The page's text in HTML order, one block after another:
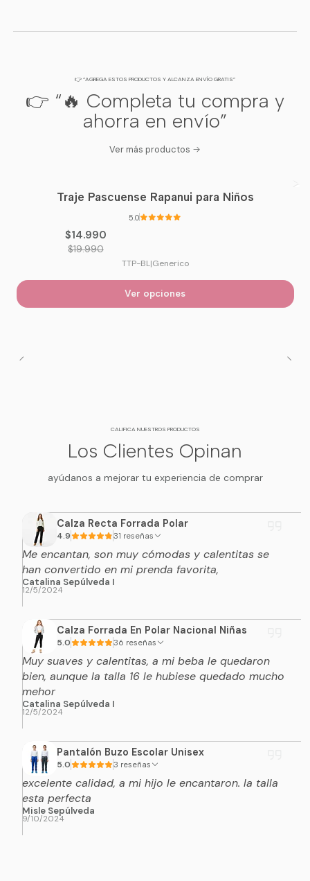
👉 “AGREGA ESTOS PRODUCTOS Y ALCANZA ENVÍO GRATIS”
👉 “🔥 Completa tu compra y
ahorra en envío”
Ver más productos
OFFTraje Pascuense Rapanui para Niños
5.0
$14.990
$19.990
TTP-BL|Generico
Ver opciones
CALIFICA NUESTROS PRODUCTOS
Los Clientes Opinan
ayúdanos a mejorar tu experiencia de comprar
Calza Recta Forrada Polar
4.9 31 reseñas
Me encantan, son muy cómodas y calentitas se
han convertido en mi prenda favorita,
Catalina Sepúlveda I
12/5/2024
Calza Forrada En Polar Nacional Niñas
5.0 36 reseñas
Muy suaves y calentitas, a mi beba le quedaron
bien, aunque la talla 16 le hubiese quedado mucho
mehor
Catalina Sepúlveda I
12/5/2024
Pantalón Buzo Escolar Unisex
5.0 3 reseñas
excelente calidad, a mi hijo le encantaron. la talla
esta perfecta
Misle Sepúlveda
9/10/2024